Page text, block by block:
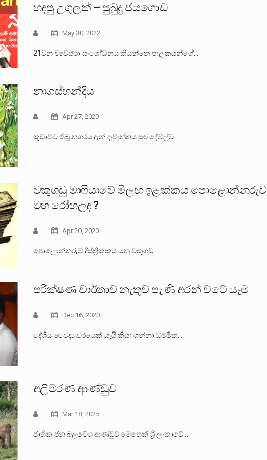
හදපු උගුලක් – පුබුදු ජයගොඩ
May 30, 2022
21වන ව්‍යවස්ථා සංශෝධනය කියන්නෙ පාලකයන්ගේ…
නාගස්හන්දිය
Apr 27, 2020
කුඩාවට තිබූ නගරය දැන් දැවැන්තය සුළු දේවල්ව…
වකුගඩු මාෆියාවේ මීලඟ ඉළක්කය පොළොන්නරුව
මහ රෝහලද ?
Apr 20, 2020
පොළොන්නරුව දිස්ත්‍රික්කය යනු වකුගඩු…
පරීක්ෂණ වාර්තාව නැතුව පැණි අරන් වටේ යෑම
Dec 16, 2020
දේශීය වෛද්‍ය වරයෙක් යැයි කියා ගන්නා ධම්මික…
අලිමරණ ආණ්ඩුව
Mar 18, 2025
ජාතික ජන බලවේග ආණ්ඩුව මෙතෙක් ශ්‍රී ලංකාවේ…